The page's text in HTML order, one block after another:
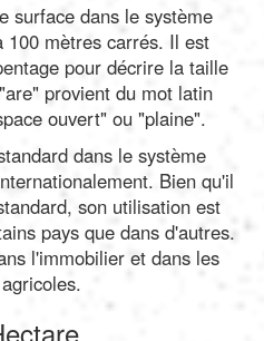
surface dans le système
100 mètres carrés. Il est
pour décrire la taille
provient du mot latin
ouvert" ou "plaine".
dans le système
Bien qu'il
son utilisation est
pays que dans d'autres.
l'immobilier et dans les